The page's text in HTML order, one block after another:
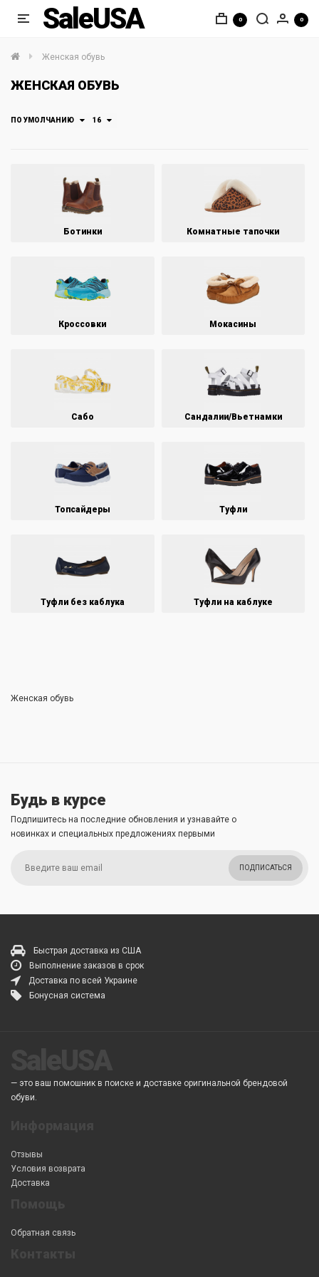
SaleUSA 0 0
Женская обувь
ЖЕНСКАЯ ОБУВЬ
ПО УМОЛЧАНИЮ 16
Ботинки Комнатные тапочки
Кроссовки Мокасины
Сабо Сандалии/Вьетнамки
Топсайдеры Туфли
Туфли без каблука Туфли на каблуке
Женская обувь
Будь в курсе
Подпишитесь на последние обновления и узнавайте о
новинках и специальных предложениях первыми
ПОДПИСАТЬСЯ
Быстрая доставка из США
Выполнение заказов в срок
Доставка по всей Украине
Бонусная система
— это ваш помошник в поиске и доставке оригинальной брендовой
обуви.
Отзывы
Условия возврата
Доставка
Обратная связь